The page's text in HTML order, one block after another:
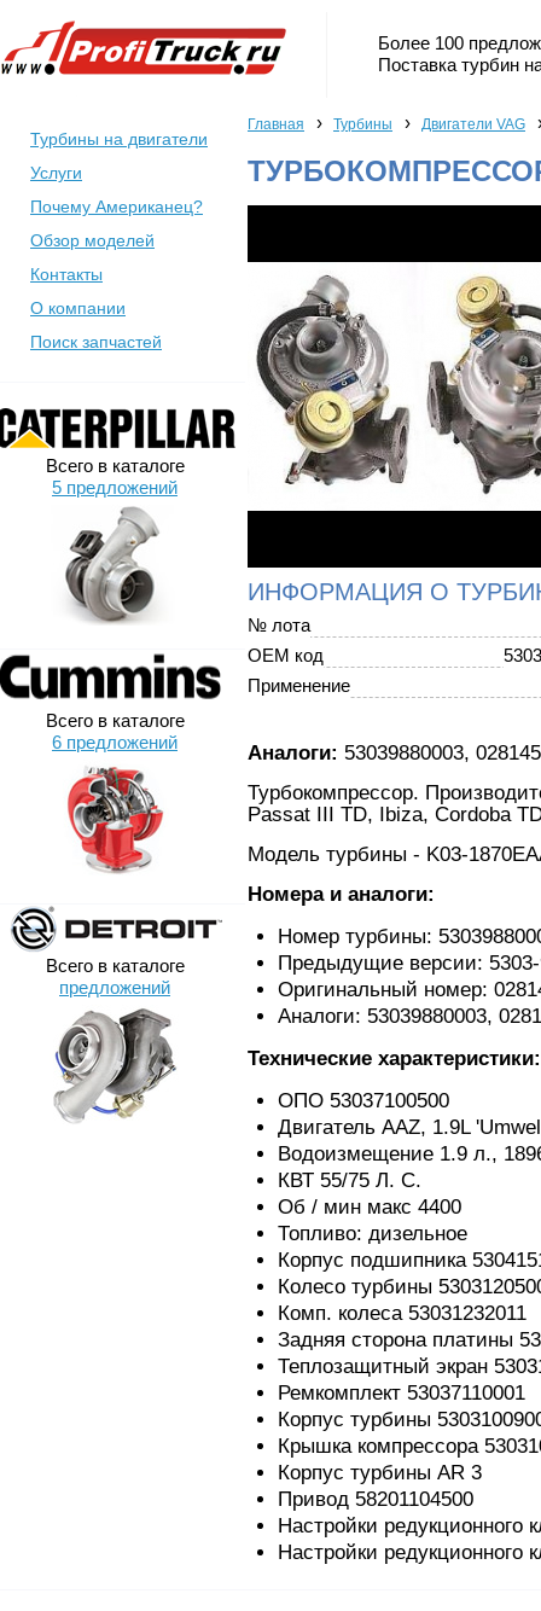
Более 100
Поставка турбин
Турбины на двигатели
Услуги
Почему Американец?
Обзор моделей
Контакты
О компании
Поиск запчастей
Всего в каталоге
5 предложений
Всего в каталоге
6 предложений
Всего в каталоге
предложений
Главная › Турбины › Двигатели VAG
ТУРБОКОМПРЕССОР
ИНФОРМАЦИЯ О
№ лота
OEM код
Применение
Аналоги: 53039880003,
Турбокомпрессор.
Passat III TD, Ibiza, Cordoba
Модель турбины - K03-
Номера и аналоги:
Номер турбины:
Предыдущие версии: 5303-
Оригинальный номер:
Аналоги: 53039880003,
Технические характеристики:
ОПО 53037100500
Двигатель AAZ, 1.9L
Водоизмещение 1.9 л.,
КВТ 55/75 Л. С.
Об / мин макс 4400
Топливо: дизельное
Корпус подшипника
Колесо турбины
Комп. колеса 53031232011
Задняя сторона платины
Теплозащитный экран
Ремкомплект 53037110001
Корпус турбины
Крышка компрессора
Корпус турбины AR 3
Привод 58201104500
Настройки редукционного
Настройки